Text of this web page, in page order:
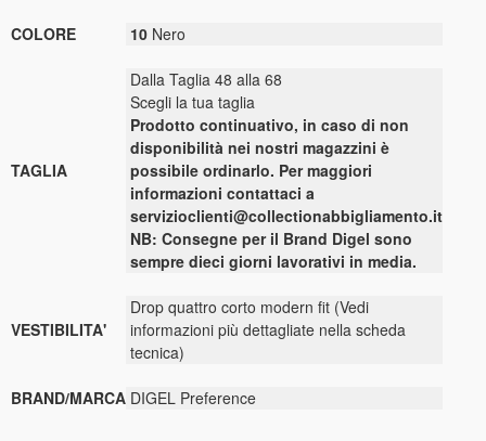
COLORE 10 Nero
TAGLIA
Dalla Taglia 48 alla 68
Scegli la tua taglia
Prodotto continuativo, in caso di non
disponibilità nei nostri magazzini è
possibile ordinarlo. Per maggiori
informazioni contattaci a
servizioclienti@collectionabbigliamento.it
NB: Consegne per il Brand Digel sono
sempre dieci giorni lavorativi in media.
VESTIBILITA'
Drop quattro corto modern fit (Vedi
informazioni più dettagliate nella scheda
tecnica)
BRAND/MARCA DIGEL Preference